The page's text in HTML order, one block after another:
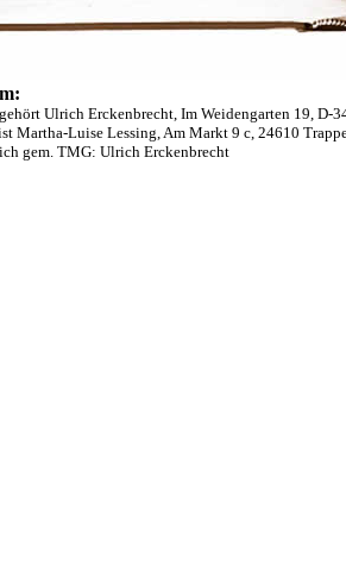
Ulrich Erckenbrecht, Im Weidengarten 19, D-
Martha-Luise Lessing, Am Markt 9 c, 24610
gem. TMG: Ulrich Erckenbrecht